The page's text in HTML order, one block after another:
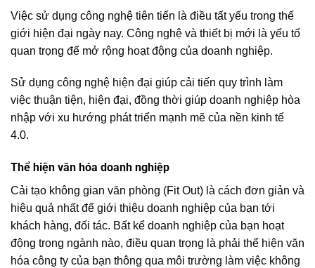
Việc sử dụng công nghệ tiên tiến là điều tất yếu trong thế
giới hiện đại ngày nay. Công nghệ và thiết bị mới là yếu tố
quan trọng để mở rộng hoạt động của doanh nghiệp.
Sử dụng công nghệ hiện đại giúp cải tiến quy trình làm
việc thuận tiện, hiện đại, đồng thời giúp doanh nghiệp hòa
nhập với xu hướng phát triển mạnh mẽ của nền kinh tế
4.0.
Thể hiện văn hóa doanh nghiệp
Cải tạo không gian văn phòng (Fit Out) là cách đơn giản và
hiệu quả nhất để giới thiệu doanh nghiệp của bạn tới
khách hàng, đối tác. Bất kể doanh nghiệp của bạn hoạt
động trong ngành nào, điều quan trọng là phải thể hiện văn
hóa công ty của bạn thông qua môi trường làm việc không